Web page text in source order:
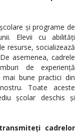
și programe de
Elevii cu abilități
resurse, socializează
asemenea, cadrele
de experiență
bune practici din
Toate aceste
școlar deschis și
cadrelor